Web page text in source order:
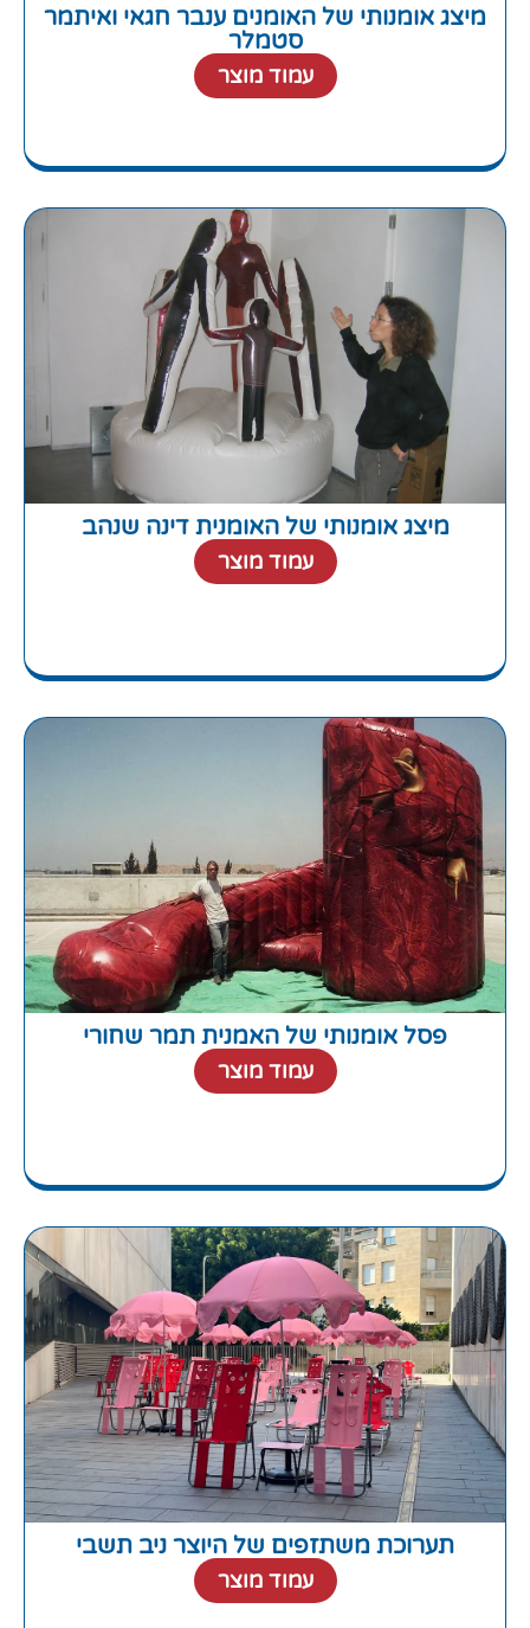
מיצג אומנותי של האומנים ענבר חגאי ואיתמר
סטמלר
עמוד מוצר
מיצג אומנותי של האומנית דינה שנהב
עמוד מוצר
פסל אומנותי של האמנית תמר שחורי
עמוד מוצר
תערוכת משתזפים של היוצר ניב תשבי
עמוד מוצר